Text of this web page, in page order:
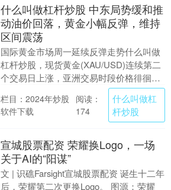
什么叫做杠杆炒股 中东局势缓和推
动油价回落，黄金小幅反弹，维持
区间震荡
国际黄金市场周一延续反弹走势什么叫做
杠杆炒股，现货黄金(XAU/USD)连续第二
个交易日上涨，亚洲交易时段价格徘徊于
4100美元/盎司附近。推动金价走高的主要
因....
栏目：2024年炒股
软件下载
阅读：
174
什么叫做杠
杆炒股
宣城股票配资 荣耀换Logo，一场
关于AI的“阳谋”
文 | 识礁Farsight宣城股票配资 诞生十二年
后，荣耀第二次更换Logo。 图源：荣耀